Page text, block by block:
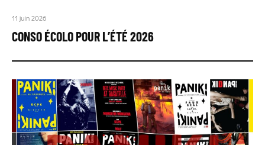
11 juin 2026
CONSO ÉCOLO POUR L’ÉTÉ 2026